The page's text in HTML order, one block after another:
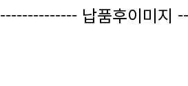
-------------- 납품후이미지